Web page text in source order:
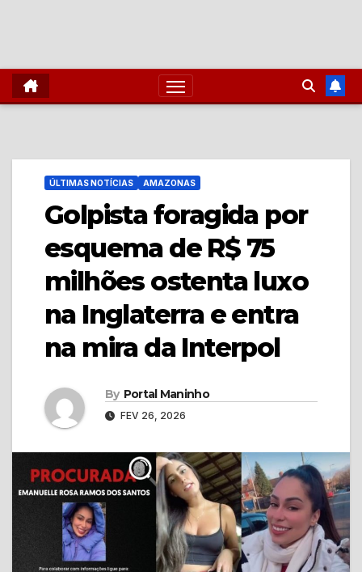
ÚLTIMAS NOTÍCIAS AMAZONAS
Golpista foragida por
esquema de R$ 75
milhões ostenta luxo
na Inglaterra e entra
na mira da Interpol
By Portal Maninho
FEV 26, 2026